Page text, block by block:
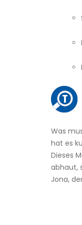
Was
hat es
Dieses
abhaut,
Jona,